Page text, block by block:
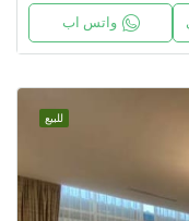
واتس اب
للبيع